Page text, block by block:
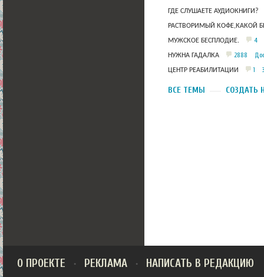
ГДЕ СЛУШАЕТЕ АУДИОКНИГИ?
РАСТВОРИМЫЙ КОФЕ,КАКОЙ
МУЖСКОЕ БЕСПЛОДИЕ. 4
НУЖНА ГАДАЛКА 2888
ЦЕНТР РЕАБИЛИТАЦИИ 1
ВСЕ ТЕМЫ СОЗДАТЬ
О ПРОЕКТЕ РЕКЛАМА НАПИСАТЬ В РЕДАКЦИЮ